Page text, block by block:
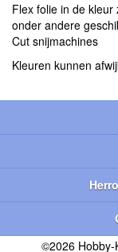
Flex folie in de
onder andere
Cut snijmachines
Kleuren kunnen
©2026 Hobby-